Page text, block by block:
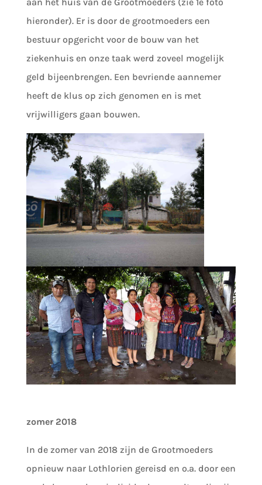
hieronder). Er is door de grootmoeders een
bestuur opgericht voor de bouw van het
ziekenhuis en onze taak werd zoveel mogelijk
geld bijeenbrengen. Een bevriende aannemer
heeft de klus op zich genomen en is met
vrijwilligers gaan bouwen.
zomer 2018
In de zomer van 2018 zijn de Grootmoeders
opnieuw naar Lothlorien gereisd en o.a. door een